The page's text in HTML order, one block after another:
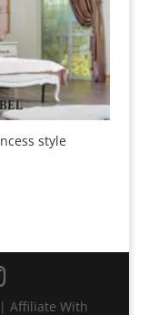
style
Affiliate With